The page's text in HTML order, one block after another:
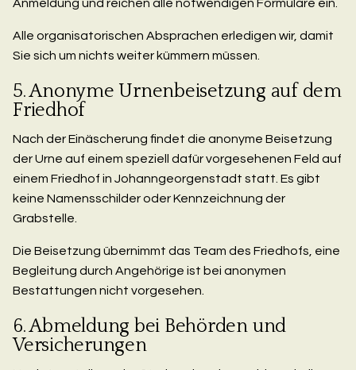
Anmeldung und reichen alle notwendigen Formulare ein.
Alle organisatorischen Absprachen erledigen wir, damit
Sie sich um nichts weiter kümmern müssen.
5. Anonyme Urnenbeisetzung auf dem
Friedhof
Nach der Einäscherung findet die anonyme Beisetzung
der Urne auf einem speziell dafür vorgesehenen Feld auf
einem Friedhof in Johanngeorgenstadt statt. Es gibt
keine Namensschilder oder Kennzeichnung der
Grabstelle.
Die Beisetzung übernimmt das Team des Friedhofs, eine
Begleitung durch Angehörige ist bei anonymen
Bestattungen nicht vorgesehen.
6. Abmeldung bei Behörden und
Versicherungen